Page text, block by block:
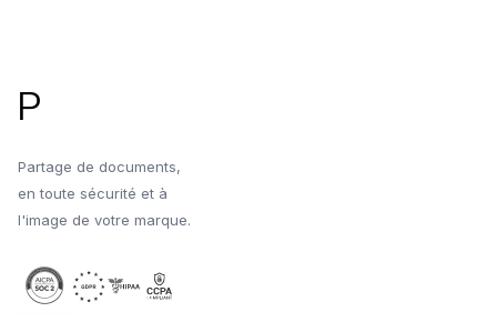
P
Partage de documents,
en toute sécurité et à
l'image de votre marque.